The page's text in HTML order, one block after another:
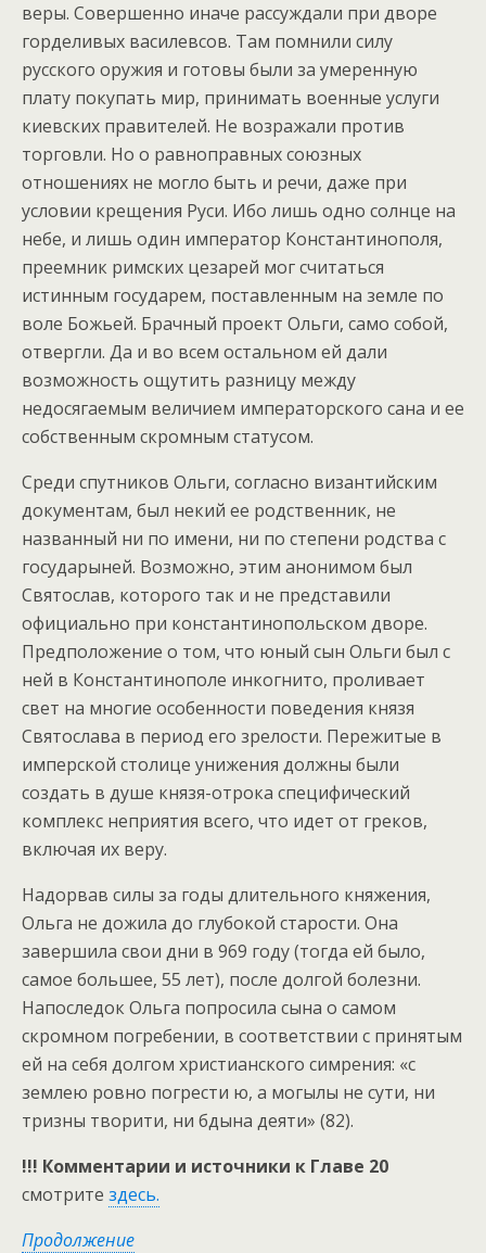
веры. Совершенно иначе рассуждали при дворе
горделивых василевсов. Там помнили силу
русского оружия и готовы были за умеренную
плату покупать мир, принимать военные услуги
киевских правителей. Не возражали против
торговли. Но о равноправных союзных
отношениях не могло быть и речи, даже при
условии крещения Руси. Ибо лишь одно солнце на
небе, и лишь один император Константинополя,
преемник римских цезарей мог считаться
истинным государем, поставленным на земле по
воле Божьей. Брачный проект Ольги, само собой,
отвергли. Да и во всем остальном ей дали
возможность ощутить разницу между
недосягаемым величием императорского сана и ее
собственным скромным статусом.
Среди спутников Ольги, согласно византийским
документам, был некий ее родственник, не
названный ни по имени, ни по степени родства с
государыней. Возможно, этим анонимом был
Святослав, которого так и не представили
официально при константинопольском дворе.
Предположение о том, что юный сын Ольги был с
ней в Константинополе инкогнито, проливает
свет на многие особенности поведения князя
Святослава в период его зрелости. Пережитые в
имперской столице унижения должны были
создать в душе князя-отрока специфический
комплекс неприятия всего, что идет от греков,
включая их веру.
Надорвав силы за годы длительного княжения,
Ольга не дожила до глубокой старости. Она
завершила свои дни в 969 году (тогда ей было,
самое большее, 55 лет), после долгой болезни.
Напоследок Ольга попросила сына о самом
скромном погребении, в соответствии с принятым
ей на себя долгом христианского симрения: «с
землею ровно погрести ю, а могылы не сути, ни
тризны творити, ни бдына деяти» (82).
!!! Комментарии и источники к Главе 20
смотрите здесь.
Продолжение